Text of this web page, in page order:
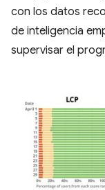
con los datos
de inteligencia
supervisar el